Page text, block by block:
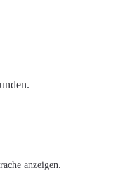
Sternen
anzeigen.